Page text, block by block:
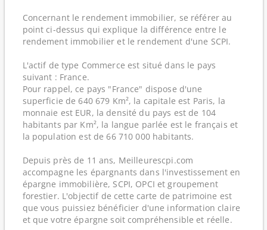
Concernant le rendement immobilier, se référer au
point ci-dessus qui explique la différence entre le
rendement immobilier et le rendement d'une SCPI.
L'actif de type Commerce est situé dans le pays
suivant : France.
Pour rappel, ce pays "France" dispose d'une
superficie de 640 679 Km², la capitale est Paris, la
monnaie est EUR, la densité du pays est de 104
habitants par Km², la langue parlée est le français et
la population est de 66 710 000 habitants.
Depuis près de 11 ans, Meilleurescpi.com
accompagne les épargnants dans l'investissement en
épargne immobilière, SCPI, OPCI et groupement
forestier. L'objectif de cette carte de patrimoine est
que vous puissiez bénéficier d'une information claire
et que votre épargne soit compréhensible et réelle.